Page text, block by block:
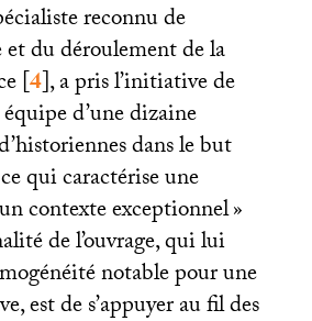
reconnu de
du déroulement de la
[4], a pris l’initiative de
d’une dizaine
dans le but
qui caractérise une
contexte exceptionnel»
de l’ouvrage, qui lui
notable pour une
est de s’appuyer au fil des